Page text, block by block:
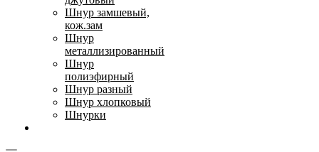
Шнур замшевый,
кож.зам
Шнур
металлизированный
Шнур
полиэфирный
Шнур разный
Шнур хлопковый
Шнурки